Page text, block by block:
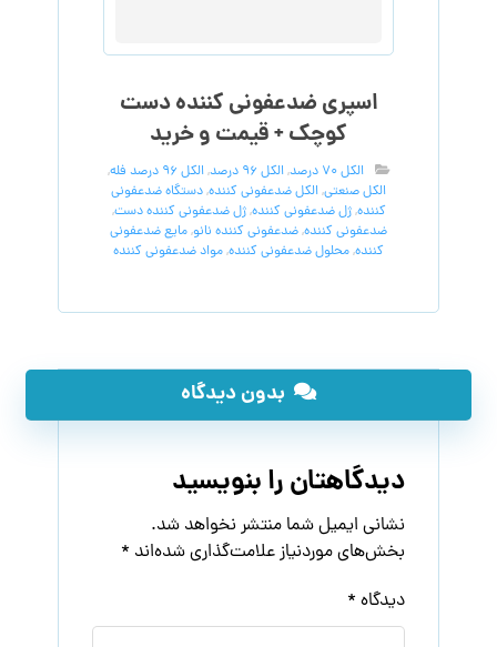
اسپری ضدعفونی کننده دست
کوچک + قیمت و خرید
الکل 70 درصد ,الکل 96 درصد ,الکل 96 درصد فله
,
الکل صنعتی,الکل ضدعفونی کننده,دستگاه ضدعفونی
کننده,ژل ضدعفونی کننده,ژل ضدعفونی کننده دست,
ضدعفونی کننده,ضدعفونی کننده نانو,مایع ضدعفونی
کننده,محلول ضدعفونی کننده,مواد ضدعفونی کننده
بدون دیدگاه
دیدگاهتان را بنویسید
نشانی ایمیل شما منتشر نخواهد شد.
بخش‌های موردنیاز علامت‌گذاری شده‌اند *
دیدگاه *